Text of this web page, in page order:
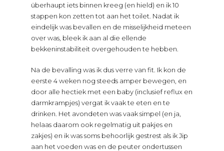
überhaupt iets binnen kreeg (en hield) en ik 10
stappen kon zetten tot aan het toilet. Nadat ik
eindelijk was bevallen en de misselijkheid meteen
over was, bleek ik aan al die ellende
bekkeninstabiliteit overgehouden te hebben.
Na de bevalling was ik dus verre van fit. Ik kon de
eerste 4 weken nog steeds amper bewegen, en
door alle hectiek met een baby (inclusief reflux en
darmkrampjes) vergat ik vaak te eten en te
drinken. Het avondeten was vaak simpel (en ja,
helaas daarom ook regelmatig uit pakjes en
zakjes) en ik was soms behoorlijk gestrest als ik Jip
aan het voeden was en de peuter ondertussen